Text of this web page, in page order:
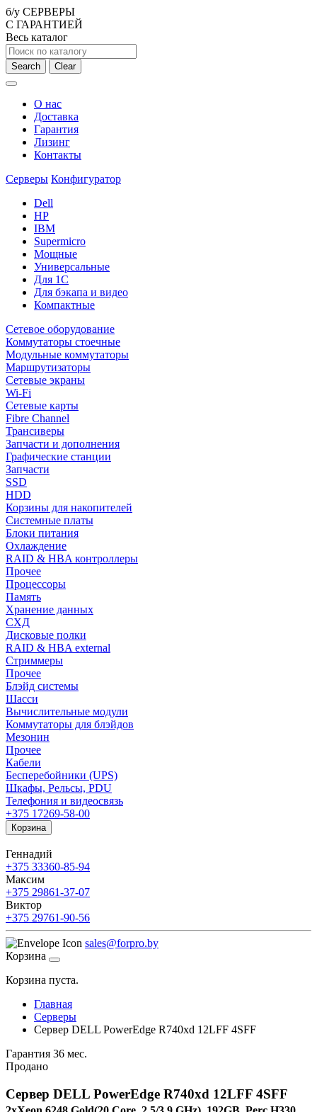
б/у СЕРВЕРЫ
С ГАРАНТИЕЙ
Весь каталог
Search Clear
О нас
Доставка
Гарантия
Лизинг
Контакты
Серверы Конфигуратор
Dell
HP
IBM
Supermicro
Мощные
Универсальные
Для 1С
Для бэкапа и видео
Компактные
Сетевое оборудование
Коммутаторы стоечные
Модульные коммутаторы
Маршрутизаторы
Сетевые экраны
Wi-Fi
Сетевые карты
Fibre Channel
Трансиверы
Запчасти и дополнения
Графические станции
Запчасти
SSD
HDD
Корзины для накопителей
Системные платы
Блоки питания
Охлаждение
RAID & HBA контроллеры
Прочее
Процессоры
Память
Хранение данных
СХД
Дисковые полки
RAID & HBA external
Стриммеры
Прочее
Блэйд системы
Шасси
Вычислительные модули
Коммутаторы для блэйдов
Мезонин
Прочее
Кабели
Бесперебойники (UPS)
Шкафы, Рельсы, PDU
Телефония и видеосвязь
+375 17269-58-00
Корзина
Геннадий
+375 33360-85-94
Максим
+375 29861-37-07
Виктор
+375 29761-90-56
sales@forpro.by
Корзина
Корзина пуста.
Главная
Серверы
Сервер DELL PowerEdge R740xd 12LFF 4SFF
Гарантия 36 мес.
Продано
Сервер DELL PowerEdge R740xd 12LFF 4SFF